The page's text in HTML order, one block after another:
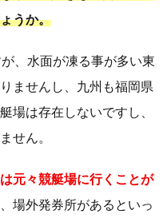
うか。
、水面が凍る事が多い東
ませんし、九州も福岡県
場は存在しないですし、
せん。
元々競艇場に行くことが
場外発券所があるといっ